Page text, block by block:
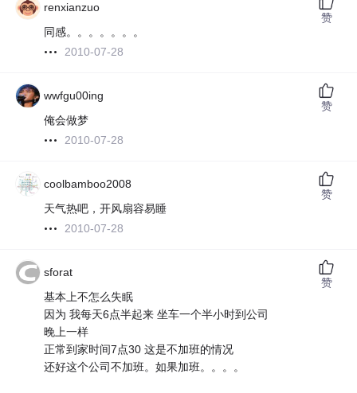
renxianzuo
同感。。。。。。。
2010-07-28
赞
wwfgu00ing
俺会做梦
2010-07-28
赞
coolbamboo2008
天气热吧，开风扇容易睡
2010-07-28
赞
sforat
基本上不怎么失眠
因为 我每天6点半起来 坐车一个半小时到公司
晚上一样
正常到家时间7点30 这是不加班的情况
还好这个公司不加班。如果加班。。。。
赞